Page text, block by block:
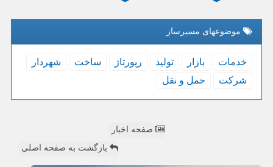
موضوعهای مسیرساز
خدمات بازار تولید رپورتاژ ساخت
شهردار
شركت
حمل و نقل
صفحه اخبار
بازگشت به صفحه اصلی